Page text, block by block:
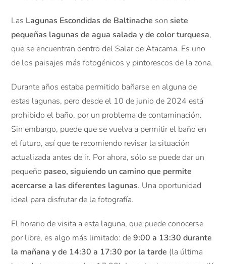
Las Lagunas Escondidas de Baltinache sonsiete
pequeñas lagunas de agua salada y de color turquesa,
que se encuentran dentro del Salar de Atacama. Es uno
de los paisajes más fotogénicos y pintorescos de la zona.
Durante años estaba permitido bañarse en alguna de
estas lagunas, pero desde el 10 de junio de 2024 está
prohibido el baño, por un problema de contaminación.
Sin embargo, puede que se vuelva a permitir el baño en
el futuro, así que te recomiendo revisar la situación
actualizada antes de ir. Por ahora, sólo se puede dar un
pequeño paseo, siguiendo un camino que permite
acercarse a las diferentes lagunas. Una oportunidad
ideal para disfrutar de la fotografía.
El horario de visita a esta laguna, que puede conocerse
por libre, es algo más limitado: de9:00 a 13:30 durante
la mañana y de 14:30 a 17:30 por la tarde (la última